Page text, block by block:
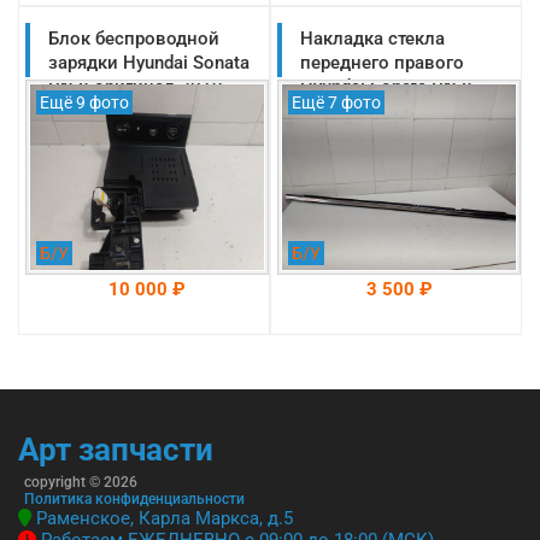
На складе: Раменское
-->
На складе: Раменское
-->
Блок беспроводной
зарядки Hyundai Sonata
DN 8 оригинал 2019-
2025 (95560L1000)
Ещё 9 фото
Б/У
10 000 ₽
-->
Накладка стекла
переднего правого
Hyundai Sonata DN 8
оригинал 2019-2025
(82220L1000)
Ещё 7 фото
Б/У
3 500 ₽
-->
Арт запчасти
copyright © 2026
Политика конфиденциальности
Раменское, Карла Маркса, д.5